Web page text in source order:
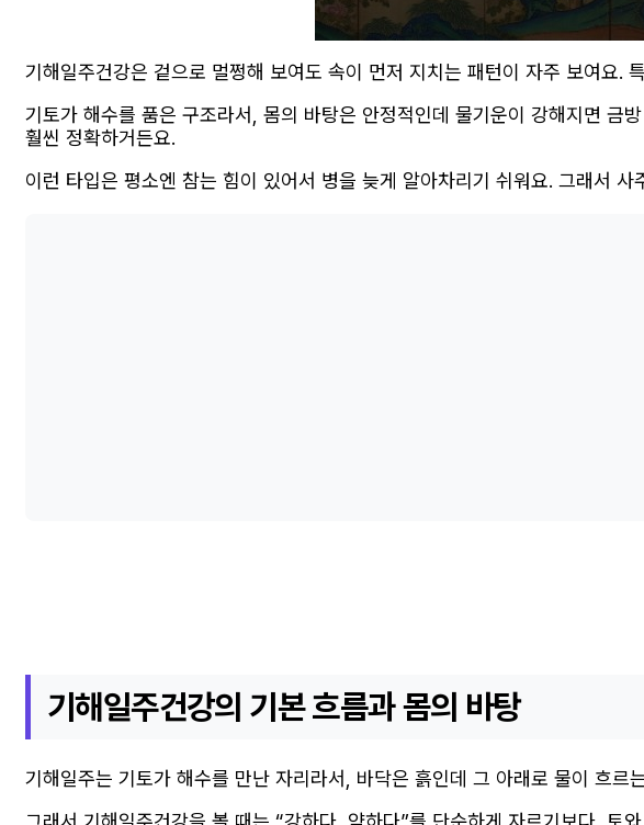
기해일주건강은 겉으로 멀쩡해 보여도 속이 먼저 지치는 패턴이 자주 보여요.
기토가 해수를 품은 구조라서, 몸의 바탕은 안정적인데 물기운이 강해지면 금
훨씬 정확하거든요.
이런 타입은 평소엔 참는 힘이 있어서 병을 늦게 알아차리기 쉬워요. 그래서
기해일주건강의 기본 흐름과 몸의 바탕
기해일주는 기토가 해수를 만난 자리라서, 바닥은 흙인데 그 아래로 물이 흐